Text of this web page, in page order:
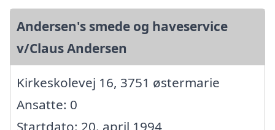
Andersen's smede og haveservice
v/Claus Andersen
Kirkeskolevej 16, 3751 østermarie
Ansatte: 0
Startdato: 20. april 1994,